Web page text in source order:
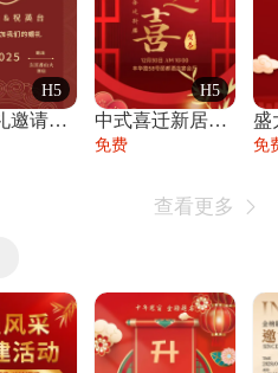
H5
中式婚礼邀请函中国风传统复古婚礼请柬请帖
H5
中式喜迁新居乔迁之喜邀请函宴会请帖
免费 免
查看更多 